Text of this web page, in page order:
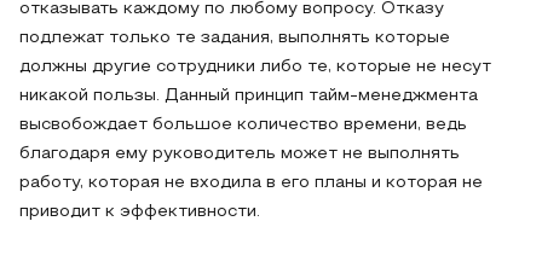
отказывать каждому по любому вопросу. Отказу
подлежат только те задания, выполнять которые
должны другие сотрудники либо те, которые не несут
никакой пользы. Данный принцип тайм-менеджмента
высвобождает большое количество времени, ведь
благодаря ему руководитель может не выполнять
работу, которая не входила в его планы и которая не
приводит к эффективности.